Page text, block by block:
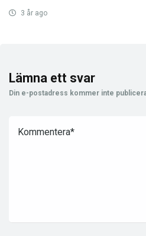
3 år ago
Lämna ett svar
Din e-postadress kommer inte